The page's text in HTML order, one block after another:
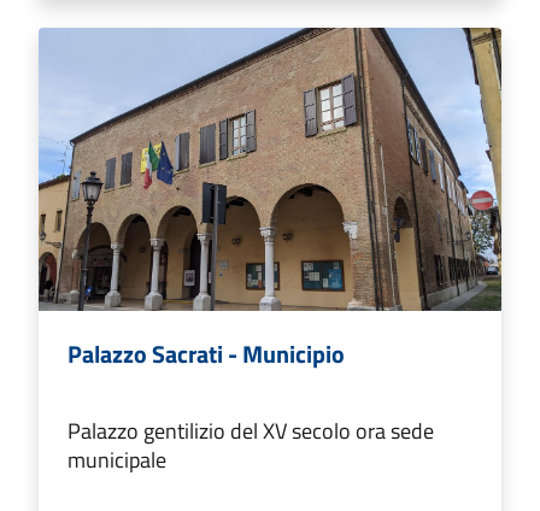
Palazzo Sacrati - Municipio
Palazzo gentilizio del XV secolo ora sede
municipale